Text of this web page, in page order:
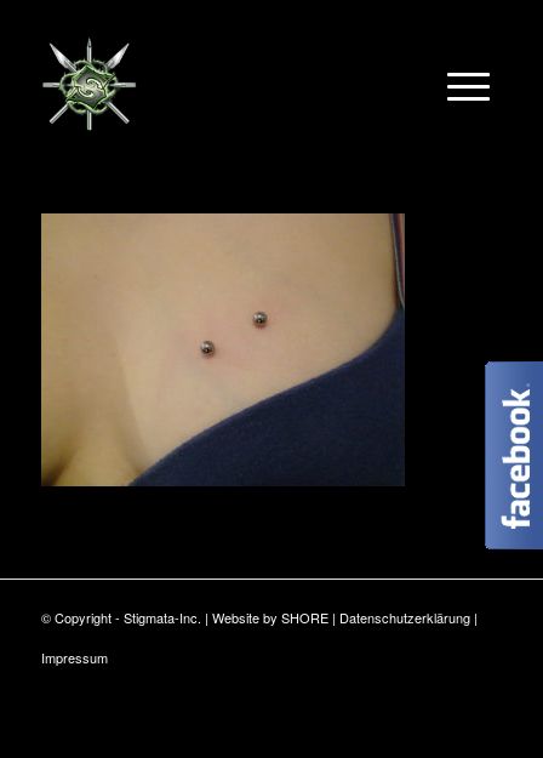
© Copyright - Stigmata-Inc. | Website by SHORE| Datenschutzerklärung|
Impressum